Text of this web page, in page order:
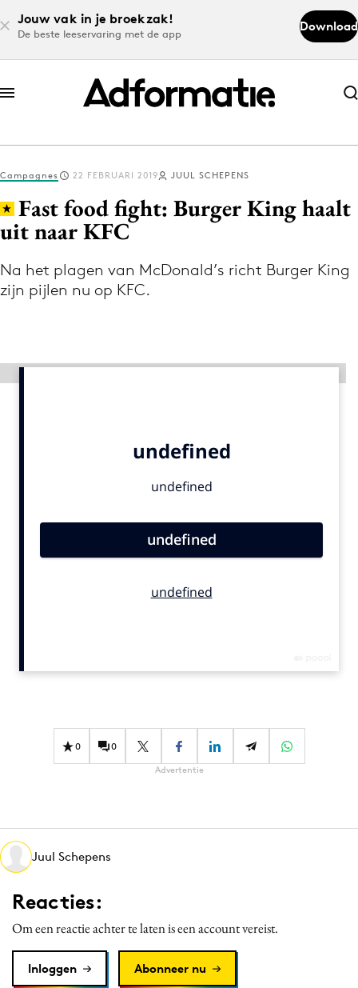
Jouw vak in je broekzak!
De beste leeservaring met de app
Download
Abonneer nu
Abonneer nu
Log in
Volg het laatste nieuws via de Adformatie
Nieuws app
Adverteren
Topics
Campagnes
Craft
Customer Experience
Data & Insights
Design
Digital transformation
Diversiteit
Effectiviteit
Campagnes 22 FEBRUARI 2019 JUUL SCHEPENS
Fast food fight: Burger King haalt
uit naar KFC
Na het plagen van McDonald’s richt Burger King
zijn pijlen nu op KFC.
0 0
Advertentie
Juul Schepens
Reacties:
Om een reactie achter te laten is een account vereist.
Inloggen Abonneer nu